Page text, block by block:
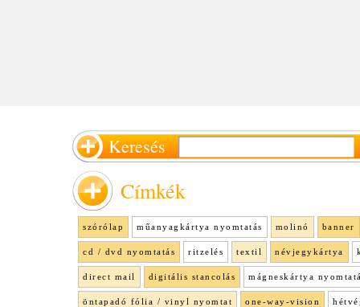
Keresés
Címkék
szórólap műanyagkártya nyomtatás molinó banner
cd / dvd nyomtatás ritzelés textil névjegykártya
direct mail digitális stancolás mágneskártya
öntapadó fólia / vinyl nyomtat one-way-vision